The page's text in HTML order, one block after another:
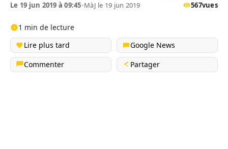
Le 19 jun 2019 à 09:45•MàJ le 19 jun 2019 567vues
1 min de lecture
Lire plus tard
Google News
Commenter
Partager